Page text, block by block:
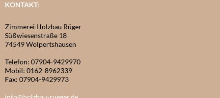
KONTAKT:
Zimmerei Holzbau Rüger
Süßwiesenstraße 18
74549 Wolpertshausen
Telefon: 07904-9429970
Mobil: 0162-8962339
Fax: 07904-9429973